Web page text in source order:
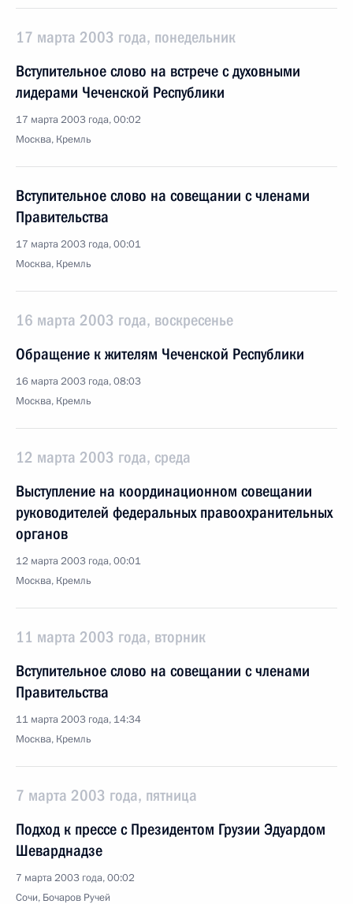
17 марта 2003 года, понедельник
Вступительное слово на встрече с духовными
лидерами Чеченской Республики
17 марта 2003 года, 00:02
Москва, Кремль
Вступительное слово на совещании с членами
Правительства
17 марта 2003 года, 00:01
Москва, Кремль
16 марта 2003 года, воскресенье
Обращение к жителям Чеченской Республики
16 марта 2003 года, 08:03
Москва, Кремль
12 марта 2003 года, среда
Выступление на координационном совещании
руководителей федеральных правоохранительных
органов
12 марта 2003 года, 00:01
Москва, Кремль
11 марта 2003 года, вторник
Вступительное слово на совещании с членами
Правительства
11 марта 2003 года, 14:34
Москва, Кремль
7 марта 2003 года, пятница
Подход к прессе с Президентом Грузии Эдуардом
Шеварднадзе
7 марта 2003 года, 00:02
Сочи, Бочаров Ручей